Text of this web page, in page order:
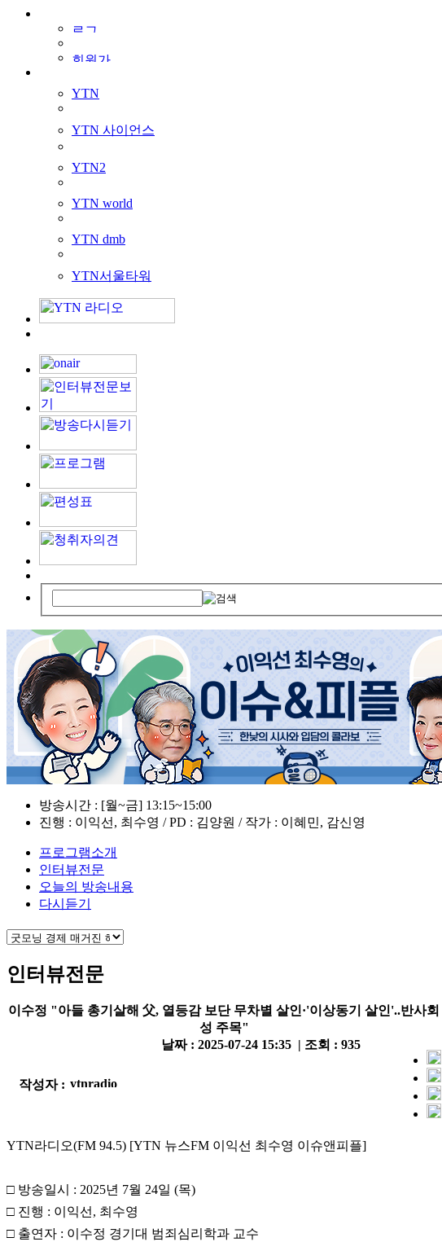
YTN
YTN 사이언스
YTN2
YTN world
YTN dmb
YTN서울타워
방송시간 : [월~금] 13:15~15:00
진행 : 이익선, 최수영 / PD : 김양원 / 작가 : 이혜민, 감신영
프로그램소개
인터뷰전문
오늘의 방송내용
다시듣기
인터뷰전문
이수정 "아들 총기살해 父, 열등감 보단 무차별 살인·'이상동기 살인'..반사회
성 주목"
작성자 :
날짜 : 2025-07-24 15:35 | 조회 : 935
YTN라디오(FM 94.5) [YTN 뉴스FM 이익선 최수영 이슈앤피플]
□ 방송일시 : 2025년 7월 24일 (목)
□ 진행 : 이익선, 최수영
□ 출연자 : 이수정 경기대 범죄심리학과 교수